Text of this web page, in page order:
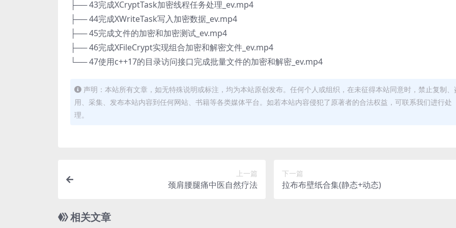
├── 43完成XCryptTask加密线程任务处理_ev.mp4
├── 44完成XWriteTask写入加密数据_ev.mp4
├── 45完成文件的加密和加密测试_ev.mp4
├── 46完成XFileCrypt实现组合加密和解密文件_ev.mp4
└── 47使用c++17的目录访问接口完成批量文件的加密和解密_ev.mp4
声明：本站所有文章，如无特殊说明或标注，均为本站原创发布。任何个人或组织，在未征得本站同意时，禁止复制、
用、采集、发布本站内容到任何网站、书籍等各类媒体平台。如若本站内容侵犯了原著者的合法权益，可联系我们进行处
理。
上一篇
颈肩腰腿痛中医自然疗法
下一篇
拉布布壁纸合集(静态+动态)
相关文章